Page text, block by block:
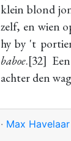
klein blond
zelf, en wien
hy by 't
baboe.[32]
achter den
· Max Havelaar